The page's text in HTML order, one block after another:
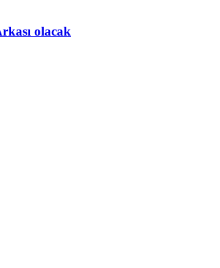
olacak